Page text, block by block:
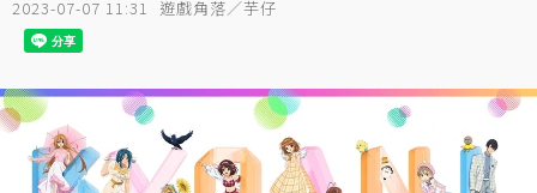
2023-07-07 11:31 遊戲角落／芋仔